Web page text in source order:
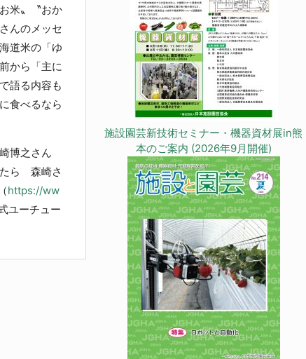
米〟〝おか
んのメッセ
道米の「ゆ
から「主に
語る内容も
食べるなら
博之さん
たら 森崎さ
https://ww
ユーチュー
施設園芸新技術セミナー・機器資材展in熊
本のご案内 (2026年9月開催)